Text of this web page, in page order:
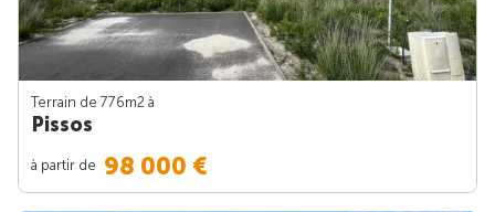
Terrain de 776m2 à
Pissos
à partir de 98 000 €